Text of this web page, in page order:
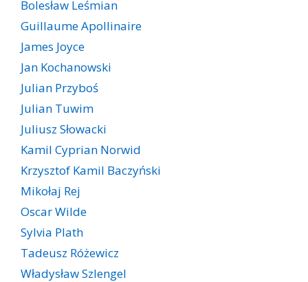
Bolesław Leśmian
Guillaume Apollinaire
James Joyce
Jan Kochanowski
Julian Przyboś
Julian Tuwim
Juliusz Słowacki
Kamil Cyprian Norwid
Krzysztof Kamil Baczyński
Mikołaj Rej
Oscar Wilde
Sylvia Plath
Tadeusz Różewicz
Władysław Szlengel